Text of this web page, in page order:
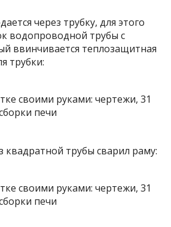
через трубку, для этого
водопроводной трубы с
ввинчивается теплозащитная
трубки:
квадратной трубы сварил раму: